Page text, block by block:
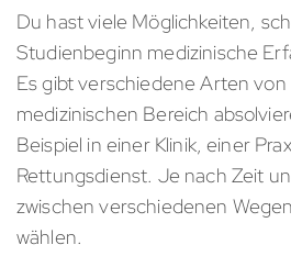
Du hast viele Möglichkeiten,
Studienbeginn medizinische
Es gibt verschiedene Arten von
medizinischen Bereich
Beispiel in einer Klinik, einer
Rettungsdienst. Je nach Zeit
zwischen verschiedenen
wählen.